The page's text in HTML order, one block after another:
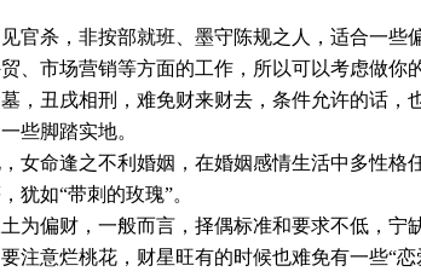
官杀，非按部就班、墨守陈规之人，适合一
、市场营销等方面的工作，所以可以考虑做你
，丑戌相刑，难免财来财去，条件允许的话
些脚踏实地。
女命逢之不利婚姻，在婚姻感情生活中多性格
犹如“带刺的玫瑰”。
为偏财，一般而言，择偶标准和要求不低，
意烂桃花，财星旺有的时候也难免有一些“恋